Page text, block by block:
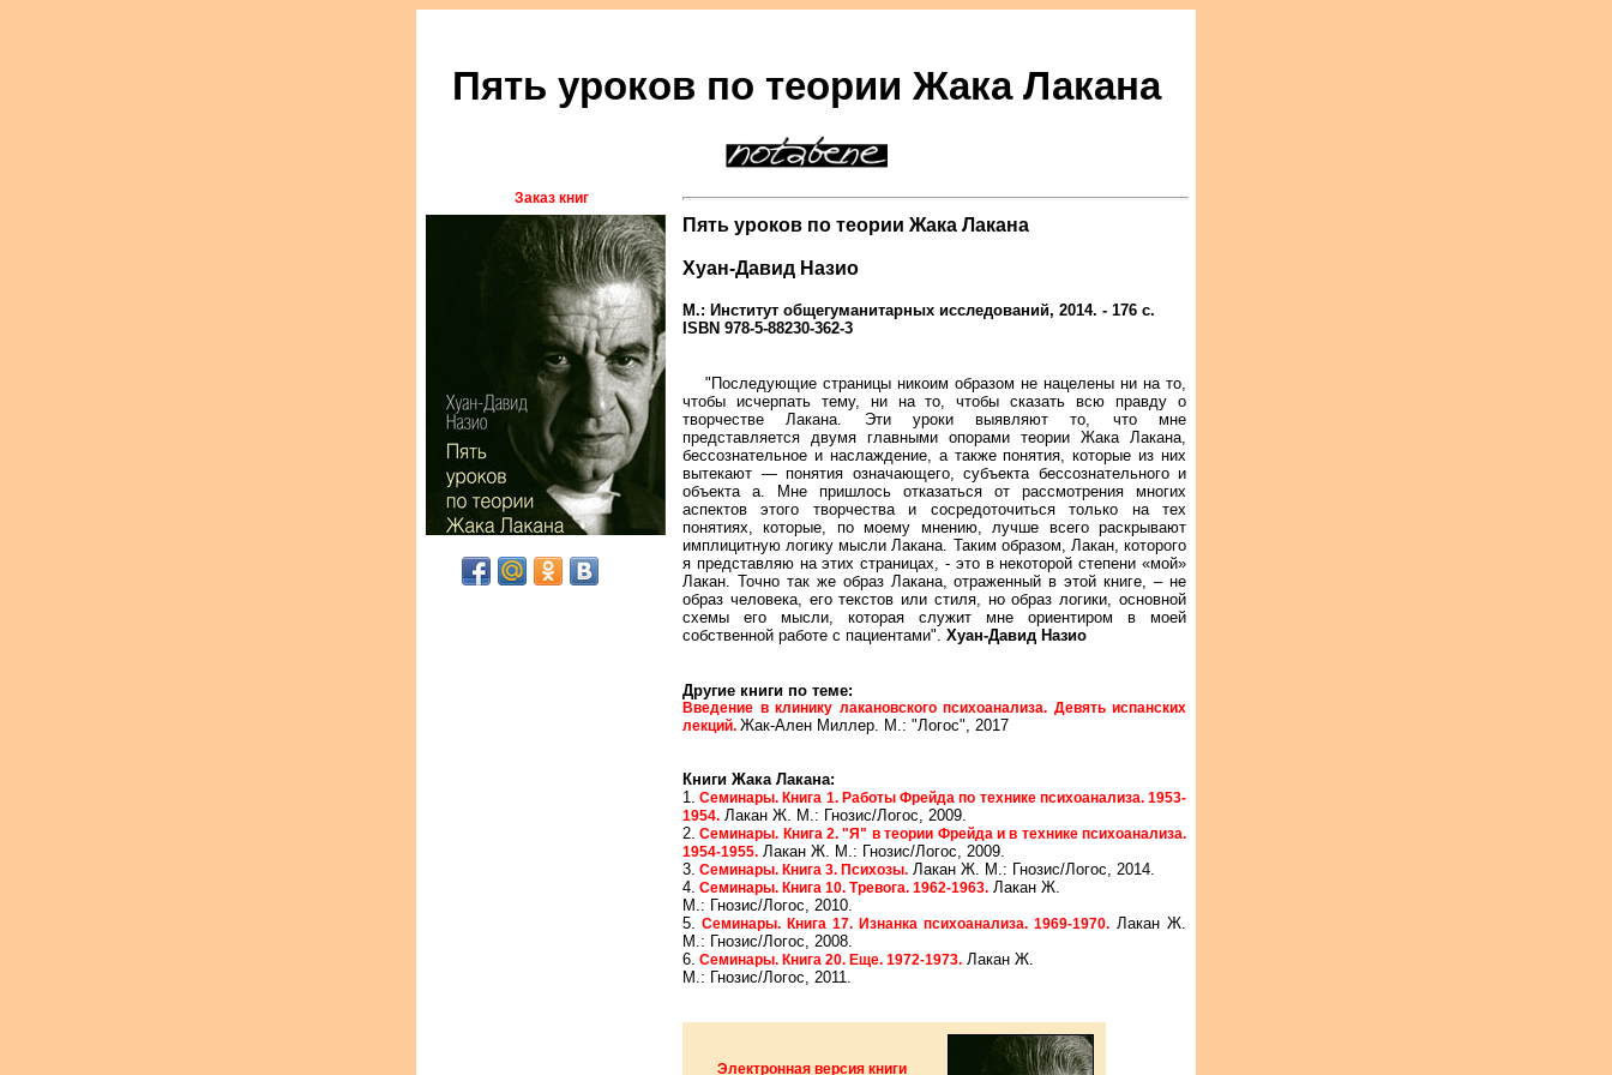
Пять уроков по теории Жака Лакана
Заказ книг
Пять уроков по теории Жака Лакана
Хуан-Давид Назио
М.: Институт общегуманитарных исследований, 2014. - 176 с.
ISBN 978-5-88230-362-3
"Последующие страницы никоим образом не нацелены ни на то,
чтобы исчерпать тему, ни на то, чтобы сказать всю правду о
творчестве Лакана. Эти уроки выявляют то, что мне
представляется двумя главными опорами теории Жака Лакана,
бессознательное и наслаждение, а также понятия, которые из них
вытекают — понятия означающего, субъекта бессознательного и
объекта а. Мне пришлось отказаться от рассмотрения многих
аспектов этого творчества и сосредоточиться только на тех
понятиях, которые, по моему мнению, лучше всего раскрывают
имплицитную логику мысли Лакана. Таким образом, Лакан, которого
я представляю на этих страницах, - это в некоторой степени «мой»
Лакан. Точно так же образ Лакана, отраженный в этой книге, – не
образ человека, его текстов или стиля, но образ логики, основной
схемы его мысли, которая служит мне ориентиром в моей
собственной работе с пациентами". Хуан-Давид Назио
Другие книги по теме:
Введение в клинику лакановского психоанализа. Девять испанских
лекций. Жак-Ален Миллер. М.: "Логос", 2017
Книги Жака Лакана:
1. Семинары. Книга 1. Работы Фрейда по технике психоанализа. 1953-
1954. Лакан Ж. М.: Гнозис/Логос, 2009.
2. Семинары. Книга 2. "Я" в теории Фрейда и в технике психоанализа.
1954-1955. Лакан Ж. М.: Гнозис/Логос, 2009.
3. Семинары. Книга 3. Психозы. Лакан Ж. М.: Гнозис/Логос, 2014.
4. Семинары. Книга 10. Тревога. 1962-1963. Лакан Ж.
М.: Гнозис/Логос, 2010.
5. Семинары. Книга 17. Изнанка психоанализа. 1969-1970. Лакан Ж.
М.: Гнозис/Логос, 2008.
6. Семинары. Книга 20. Еще. 1972-1973. Лакан Ж.
М.: Гнозис/Логос, 2011.
Электронная версия книги